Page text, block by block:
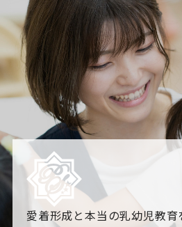
愛着形成と本当の乳幼児教育